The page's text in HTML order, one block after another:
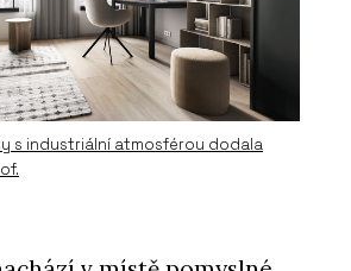
s industriální atmosférou dodala